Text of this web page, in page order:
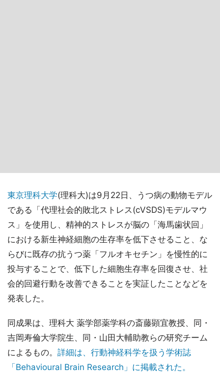
東京理科大学(理科大)は9月22日、うつ病の動物モデル
である「代理社会的敗北ストレス(cVSDS)モデルマウ
ス」を使用し、精神的ストレスが脳の「海馬歯状回」
における新生神経細胞の生存率を低下させること、な
らびに既存の抗うつ薬「フルオキセチン」を慢性的に
投与することで、低下した細胞生存率を回復させ、社
会的回避行動を改善できることを実証したことなどを
発表した。
同成果は、理科大 薬学部薬学科の斎藤顕宜教授、同・
吉岡寿倫大学院生、同・山田大輔助教らの研究チーム
によるもの。 詳細は、行動神経科学を扱う学術誌
「Behavioural Brain Research」に掲載された。